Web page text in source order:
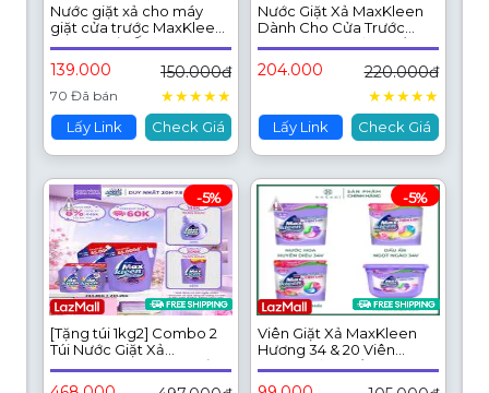
Nước giặt xả cho máy
giặt cửa trước MaxKleen
hương Dấu Ấn Ngọt
Ngào 2.2kg
139.000 150.000đ
70 Đã bán ★★★★★
Lấy Link Check Giá
Nước Giặt Xả MaxKleen
Dành Cho Cửa Trước
3.6kg Hasaki Sản Phẩm
Chính Hãng
204.000
220.000đ
★★★★★
Lấy Link Check Giá
[Tặng túi 1kg2] Combo 2
Túi Nước Giặt Xả
MaxKleen Hương Huyền
Diệu 3.8kg
-5%
Viên Giặt Xả MaxKleen
Hương 34 & 20 Viên
Hasaki Sản Phẩm Chính
Hãng
-5%